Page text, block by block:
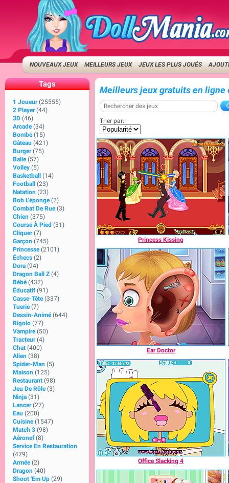
NOUVEAUX JEUX MEILLEURS JEUX JEUX LES PLUS JOUÉS
Tags
1 Joueur (25555)
2 Player (44)
3D (46)
Arcade (34)
Bombe (15)
Gâteau (421)
Burger (75)
Balle (57)
Volley (5)
Basketball
(14)
Football
(23)
Natation (23)
Bob L'éponge (2)
Combat De Rue (3)
Chien (375)
Course À Pied (31)
Cliquer (7)
Garçon (745)
Princesse (2101)
Échecs (2)
Dora (94)
Dragon Ball Z (4)
Bébé (432)
Éducatif (91)
Casse-Tête (337)
Tuerie (7)
Dessin-Animé (644)
Rigolo (77)
Vampire (50)
Tracteur (4)
Chat (400)
Alien (38)
Spider-Man (5)
Maison (125)
Restaurant (98)
Jeu De Rôle (3)
Ninja (31)
Lancer (27)
Eau (200)
Cuisine (1547)
Match 3 (98)
Aéronef (8)
Service En Restauration
(479)
Armée (2)
Dragon (40)
Shoot 'Em Up (29)
Meilleurs jeux gratuits en ligne
Trier par:
Princess Kissing
Ear Doctor
Office Slacking 4